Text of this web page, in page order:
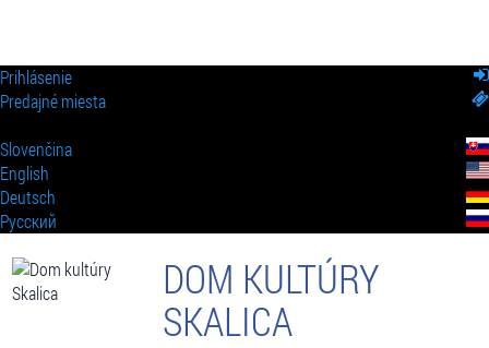
Prihlásenie
Predajné miesta
Slovenčina
English
Deutsch
Pусский
DOM KULTÚRY
SKALICA